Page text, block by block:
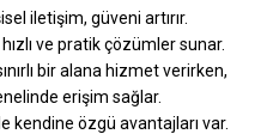
iletişim, güveni artırır.
ve pratik çözümler sunar.
bir alana hizmet verirken,
erişim sağlar.
kendine özgü avantajları var.